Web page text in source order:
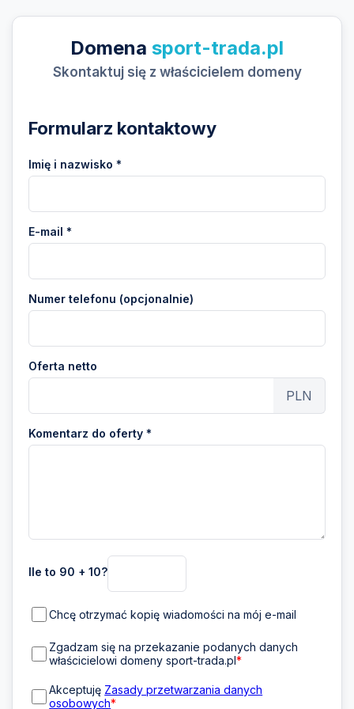
Domena sport-trada.pl
Skontaktuj się z właścicielem domeny
Formularz kontaktowy
Imię i nazwisko *
E-mail *
Numer telefonu (opcjonalnie)
Oferta netto
PLN
Komentarz do oferty *
Ile to 90 + 10?
Chcę otrzymać kopię wiadomości na mój e-mail
Zgadzam się na przekazanie podanych danych
właścicielowi domeny sport-trada.pl*
Akceptuję Zasady przetwarzania danych
osobowych*